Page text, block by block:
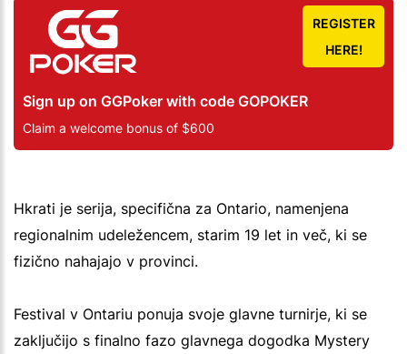
Sign up on GGPoker with code GOPOKER
Claim a welcome bonus of $600
REGISTER
HERE!
Hkrati je serija, specifična za Ontario, namenjena
regionalnim udeležencem, starim 19 let in več, ki se
fizično nahajajo v provinci.
Festival v Ontariu ponuja svoje glavne turnirje, ki se
zaključijo s finalno fazo glavnega dogodka Mystery